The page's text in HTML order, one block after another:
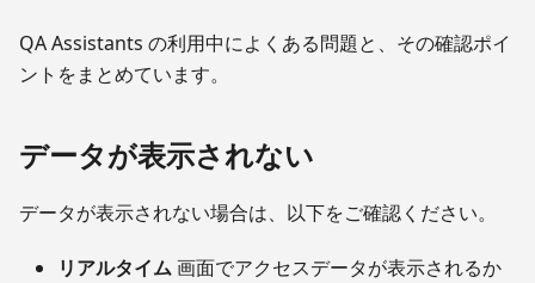
QA Assistants の利用中によくある問題と、その確認ポイ
ントをまとめています。
データが表示されない
データが表示されない場合は、以下をご確認ください。
リアルタイム画面でアクセスデータが表示されるか